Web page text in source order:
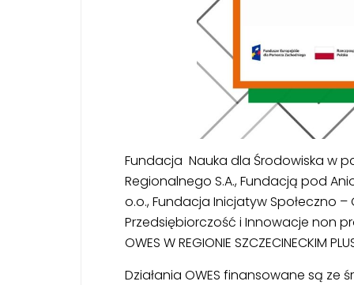
Fundacja Nauka dla Środowiska w
Regionalnego S.A., Fundacją pod
o.o., Fundacja Inicjatyw Społeczno
Przedsiębiorczość i Innowacje non
OWES W REGIONIE SZCZECINECKIM
Działania OWES finansowane są ze